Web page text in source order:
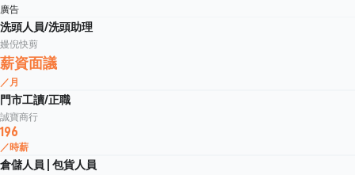
廣告
洗頭人員/洗頭助理
嫚倪快剪
薪資面議
／月
門市工讀/正職
誠寶商行
196
／時薪
倉儲人員 | 包貨人員